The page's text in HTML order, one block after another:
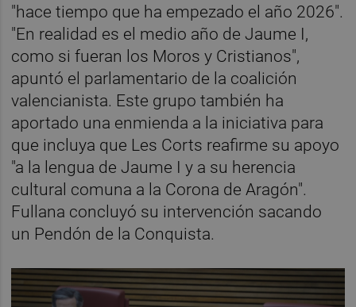
"hace tiempo que ha empezado el año 2026".
"En realidad es el medio año de Jaume I,
como si fueran los Moros y Cristianos",
apuntó el parlamentario de la coalición
valencianista. Este grupo también ha
aportado una enmienda a la iniciativa para
que incluya que Les Corts reafirme su apoyo
"a la lengua de Jaume I y a su herencia
cultural comuna a la Corona de Aragón".
Fullana concluyó su intervención sacando
un Pendón de la Conquista.